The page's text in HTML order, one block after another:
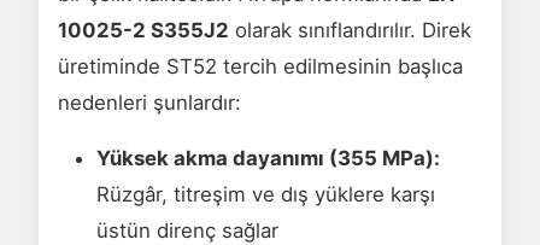
10025-2 S355J2 olarak sınıflandırılır. Direk
üretiminde ST52 tercih edilmesinin başlıca
nedenleri şunlardır:
Yüksek akma dayanımı (355 MPa):
Rüzgâr, titreşim ve dış yüklere karşı
üstün direnç sağlar